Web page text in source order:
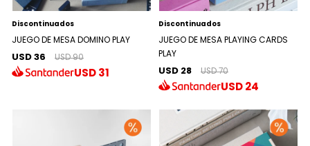
Discontinuados
JUEGO DE MESA DOMINO PLAY
USD 36 USD 90
USD31
Discontinuados
JUEGO DE MESA PLAYING CARDS
PLAY
USD 28 USD 70
USD24